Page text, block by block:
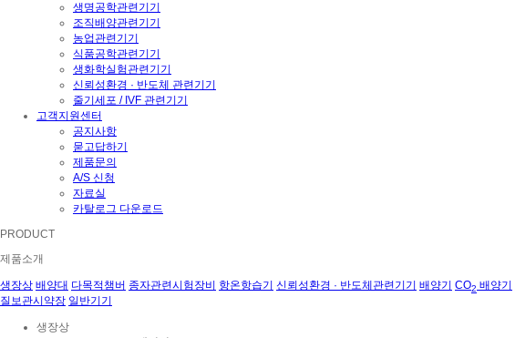
생명공학관련기기
조직배양관련기기
농업관련기기
식품공학관련기기
생화학실험관련기기
신뢰성환경 · 반도체 관련기기
줄기세포 / IVF 관련기기
고객지원센터
공지사항
묻고답하기
제품문의
A/S 신청
자료실
카탈로그 다운로드
PRODUCT
제품소개
생장상 배양대 다목적챔버 종자관련시험장비 항온항습기 신뢰성환경 · 반도체관련기기 배양기 CO2 배양기
질보관시약장 일반기기
생장상